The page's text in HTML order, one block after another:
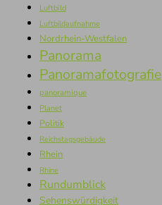
Luftbild
Luftbildaufnahme
Nordrhein-Westfalen
Panorama
Panoramafotografie
panoramique
Planet
Politik
Reichstagsgebäude
Rhein
Rhine
Rundumblick
Sehenswürdigkeit